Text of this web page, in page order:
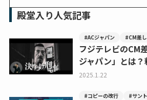
殿堂入り人気記事
#ACジャパン #CM差
フジテレビのCM
ジャパン」とは
2025.1.22
#コピーの改行 #サン